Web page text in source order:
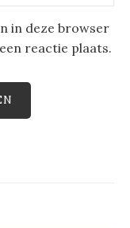
in deze browser
reactie plaats.